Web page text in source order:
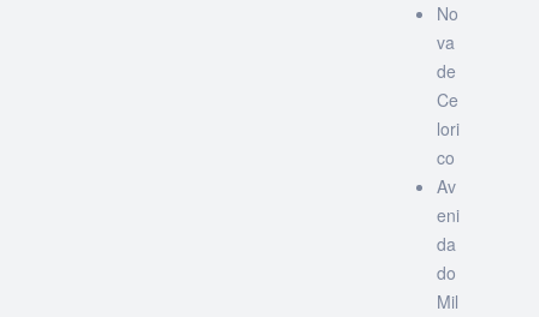
No
va
de
Ce
lori
co
Av
eni
da
do
Mil